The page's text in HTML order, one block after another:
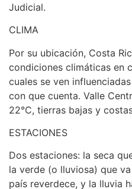
Judicial.
CLIMA
Por su ubicación, Costa
condiciones climáticas en
cuales se ven
con que cuenta. Valle
22°C, tierras bajas y
ESTACIONES
Dos estaciones: la seca
la verde (o lluviosa) que
país reverdece, y la lluvia